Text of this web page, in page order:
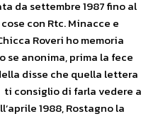
da settembre 1987 fino al
con Rtc. Minacce e
Roveri ho memoria
se anonima, prima la fece
disse che quella lettera
consiglio di farla vedere a
1988, Rostagno la